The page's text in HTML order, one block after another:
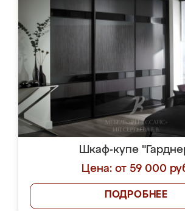
Шкаф-купе
Цена: от 59 000
ПОДРОБНЕЕ